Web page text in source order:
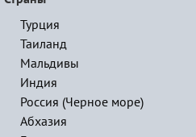
Турция
Таиланд
Мальдивы
Индия
Россия (Черное море)
Абхазия